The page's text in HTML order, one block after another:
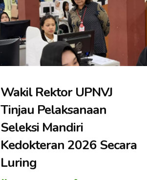
Wakil Rektor UPNVJ
Tinjau Pelaksanaan
Seleksi Mandiri
Kedokteran 2026 Secara
Luring